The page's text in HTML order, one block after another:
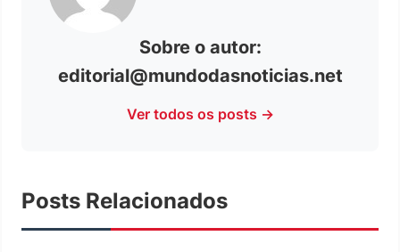
Sobre o autor:
editorial@mundodasnoticias.net
Ver todos os posts →
Posts Relacionados